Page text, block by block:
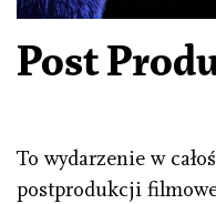
Post
To wydarzenie w
postprodukcji